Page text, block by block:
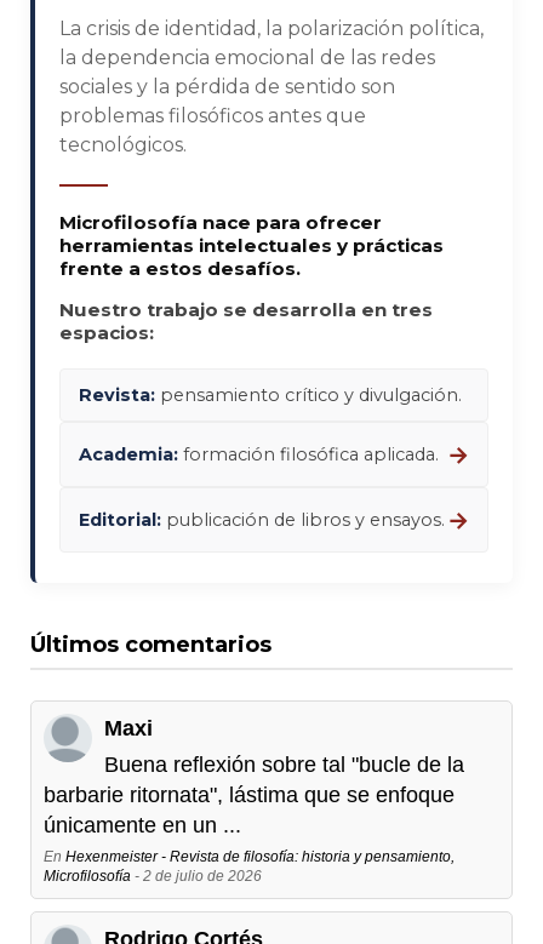
La crisis de identidad, la polarización política,
la dependencia emocional de las redes
sociales y la pérdida de sentido son
problemas filosóficos antes que
tecnológicos.
Microfilosofía nace para ofrecer
herramientas intelectuales y prácticas
frente a estos desafíos.
Nuestro trabajo se desarrolla en tres
espacios:
Revista: pensamiento crítico y divulgación.
Academia: formación filosófica aplicada. →
Editorial: publicación de libros y ensayos. →
Últimos comentarios
Maxi
Buena reflexión sobre tal "bucle de la
barbarie ritornata", lástima que se enfoque
únicamente en un ...
En Hexenmeister - Revista de filosofía: historia y pensamiento,
Microfilosofía - 2 de julio de 2026
Rodrigo Cortés